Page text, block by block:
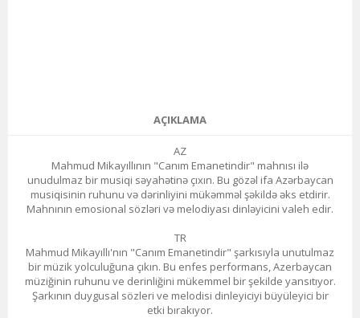
AÇIKLAMA
AZ
Mahmud Mikayıllının "Canım Emanetindir" mahnısı ilə
unudulmaz bir musiqi səyahətinə çıxın. Bu gözəl ifa Azərbaycan
musiqisinin ruhunu və dərinliyini mükəmməl şəkildə əks etdirir.
Mahnının emosional sözləri və melodiyası dinləyicini valeh edir.
TR
Mahmud Mikayıllı'nın "Canım Emanetindir" şarkısıyla unutulmaz
bir müzik yolculuğuna çıkın. Bu enfes performans, Azerbaycan
müziğinin ruhunu ve derinliğini mükemmel bir şekilde yansıtıyor.
Şarkının duygusal sözleri ve melodisi dinleyiciyi büyüleyici bir
etki bırakıyor.